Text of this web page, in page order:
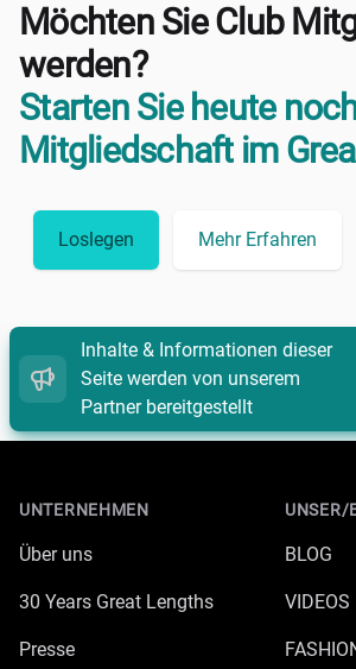
Möchten Sie Club
werden?
Starten Sie heute
Mitgliedschaft im
Loslegen Mehr Erfahren
Inhalte & Informationen dieser
Seite werden von unserem
Partner bereitgestellt
UNTERNEHMEN
Über uns
30 Years Great Lengths
Presse
UNSER/
BLOG
VIDEOS